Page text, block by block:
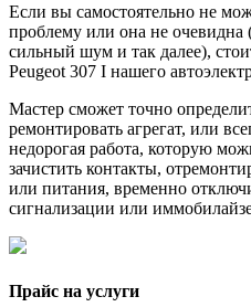
Если вы самостоятельно не
проблему или она не очевидна
сильный шум и так далее),
Peugeot 307 I нашего
Мастер сможет точно
ремонтировать агрегат, или
недорогая работа, которую
зачистить контакты,
или питания, временно
сигнализации или
Прайс на услуги